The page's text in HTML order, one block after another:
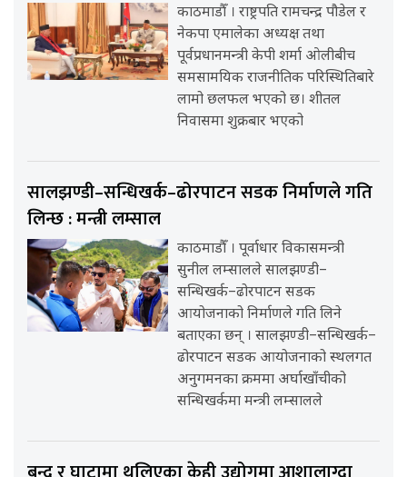
काठमाडौँ । राष्ट्रपति रामचन्द्र पौडेल र
नेकपा एमालेका अध्यक्ष तथा
पूर्वप्रधानमन्त्री केपी शर्मा ओलीबीच
समसामयिक राजनीतिक परिस्थितिबारे
लामो छलफल भएको छ। शीतल
निवासमा शुक्रबार भएको
सालझण्डी–सन्धिखर्क–ढोरपाटन सडक निर्माणले गति
लिन्छ : मन्त्री लम्साल
काठमाडौँ । पूर्वाधार विकासमन्त्री
सुनील लम्सालले सालझण्डी–
सन्धिखर्क–ढोरपाटन सडक
आयोजनाको निर्माणले गति लिने
बताएका छन् । सालझण्डी–सन्धिखर्क–
ढोरपाटन सडक आयोजनाको स्थलगत
अनुगमनका क्रममा अर्घाखाँचीको
सन्धिखर्कमा मन्त्री लम्सालले